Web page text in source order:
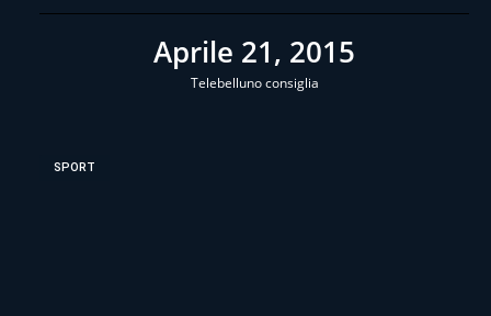
Aprile 21, 2015
Telebelluno consiglia
SPORT